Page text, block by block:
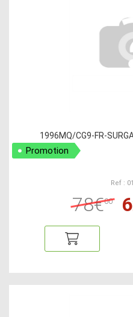
1996MQ/CG9-FR-
Promotion
Ref :
78€00